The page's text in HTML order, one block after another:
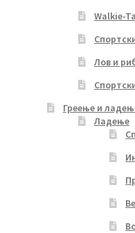
Walkie-
Лов и
Греење и
Ладење